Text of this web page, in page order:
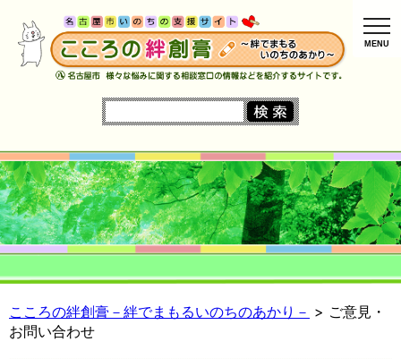
MENU
こころの絆創膏－絆でまもるいのちのあかり－ > ご意見・
お問い合わせ